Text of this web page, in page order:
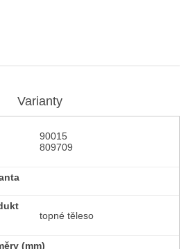
Varianty
90015
809709
topné těleso